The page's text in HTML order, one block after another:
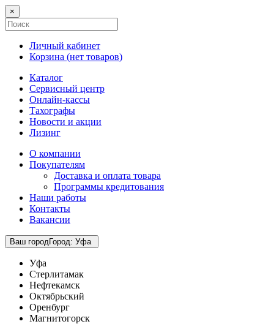
×
Личный кабинет
Корзина (нет товаров)
Каталог
Сервисный центр
Онлайн-кассы
Тахографы
Новости и акции
Лизинг
О компании
Покупателям
Доставка и оплата товара
Программы кредитования
Наши работы
Контакты
Вакансии
Ваш городГород: Уфа
Уфа
Стерлитамак
Нефтекамск
Октябрьский
Оренбург
Магнитогорск